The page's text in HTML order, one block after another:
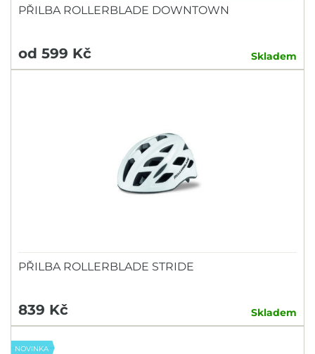
PŘILBA ROLLERBLADE DOWNTOWN
od 599 Kč Skladem
PŘILBA ROLLERBLADE STRIDE
839 Kč Skladem
NOVINKA